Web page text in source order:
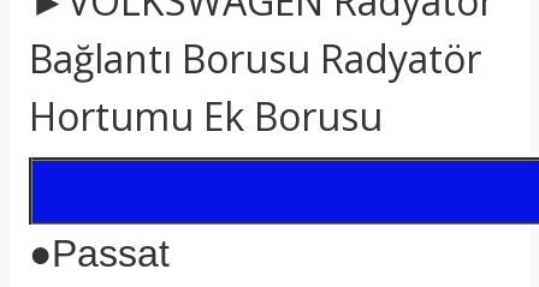
Bağlantı Borusu Radyatör
Hortumu Ek Borusu
●Passat